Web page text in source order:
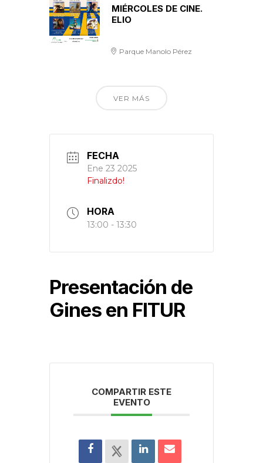
MIÉRCOLES DE CINE.
ELIO
Parque Manolo Pérez
VER MÁS
FECHA
Ene 23 2025
Finalizdo!
HORA
13:00 - 13:30
Presentación de
Gines en FITUR
COMPARTIR ESTE
EVENTO